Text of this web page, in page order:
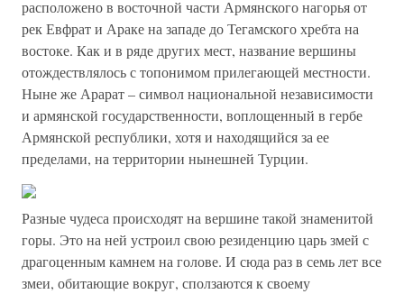
расположено в восточной части Армянского нагорья от
рек Евфрат и Араке на западе до Тегамского хребта на
востоке. Как и в ряде других мест, название вершины
отождествлялось с топонимом прилегающей местности.
Ныне же Арарат – символ национальной независимости
и армянской государственности, воплощенный в гербе
Армянской республики, хотя и находящийся за ее
пределами, на территории нынешней Турции.
Разные чудеса происходят на вершине такой знаменитой
горы. Это на ней устроил свою резиденцию царь змей с
драгоценным камнем на голове. И сюда раз в семь лет все
змеи, обитающие вокруг, сползаются к своему